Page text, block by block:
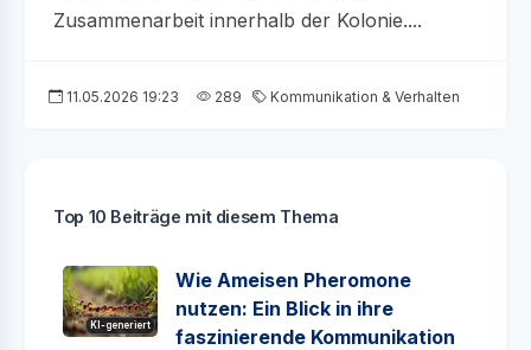
Zusammenarbeit innerhalb der Kolonie....
11.05.2026 19:23 289 Kommunikation & Verhalten
Top 10 Beiträge mit diesem Thema
KI-generiert
Wie Ameisen Pheromone
nutzen: Ein Blick in ihre
faszinierende Kommunikation